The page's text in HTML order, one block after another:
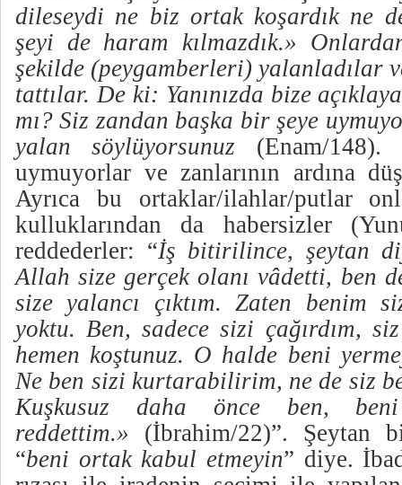
dileseydi ne biz ortak koşardık ne
şeyi de haram kılmazdık.»
şekilde (peygamberleri) yalanladılar
tattılar. De ki: Yanınızda bize
mı? Siz zandan başka bir şeye
yalan söylüyorsunuz (Enam/148).
uymuyorlar ve zanlarının ardına
Ayrıca bu ortaklar/ilahlar/putlar
kulluklarından da habersizler
reddederler: “İş bitirilince, şeytan
Allah size gerçek olanı vâdetti, ben
size yalancı çıktım. Zaten benim
yoktu. Ben, sadece sizi çağırdım,
hemen koştunuz. O halde beni
Ne ben sizi kurtarabilirim, ne de siz
Kuşkusuz daha önce ben, beni
reddettim.» (İbrahim/22)”. Şeytan
“beni ortak kabul etmeyin” diye.